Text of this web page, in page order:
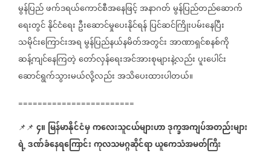
မွန်ပြည်ဖက်ဒရယ်ကောင်စီအနေဖြင့်အနာဂတ်မွန်ပြည်တည်ဆောက်
ရေးတွင်နိုင်ငံရေး ဦးဆောင်မှုပေးနိုင်ရန်ပြင်ဆင်ကြိုးပမ်းနေပြီး
သမိုင်းကြောင်းအရမွန်ပြည်နယ်နမိတ်အတွင်းအာဏာရှင်စနစ်ကို
ဆန့်ကျင်နေကြတဲ့တော်လှန်ရေးအင်အားစုများနဲ့လည်းပူးပေါင်း
ဆောင်ရွက်သွားမယ်လို့လည်းအသိပေးထားပါတယ်။
========================
📌📌 ၄။ မြန်မာနိုင်ငံမှကလေးသူငယ်များဟာဒုက္ခအကျပ်အတည်းများ
ရဲ့ဒဏ်ခံနေရကြောင်းကုလသမဂ္ဂဆိုင်ရာယူကေသံအမတ်ကြီး